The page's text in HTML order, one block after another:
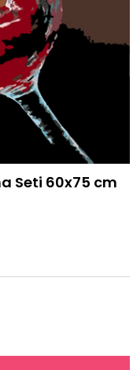
Seti 60x75 cm